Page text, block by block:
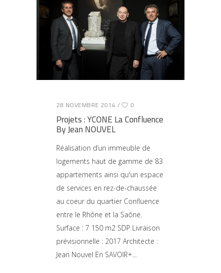
28 NOVEMBRE 2014 0
Projets : YCONE La Confluence
By Jean NOUVEL
Réalisation d’un immeuble de
logements haut de gamme de 83
appartements ainsi qu'un espace
de services en rez-de-chaussée
au coeur du quartier Confluence
entre le Rhône et la Saône.
Surface : 7 150 m2 SDP Livraison
prévisionnelle : 2017 Architecte :
Jean Nouvel En SAVOIR+